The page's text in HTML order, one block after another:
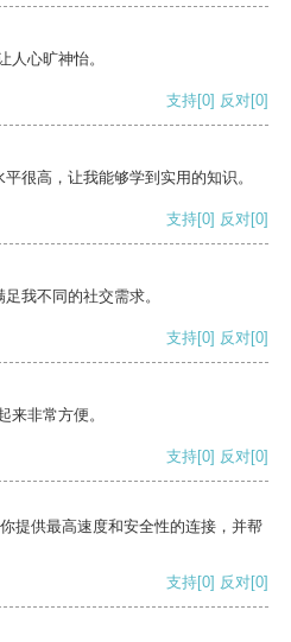
人心旷神怡。
支持[0] 反对[0]
很高，让我能够学到实用的知识。
支持[0] 反对[0]
我不同的社交需求。
支持[0] 反对[0]
来非常方便。
支持[0] 反对[0]
提供最高速度和安全性的连接，并帮
支持[0] 反对[0]